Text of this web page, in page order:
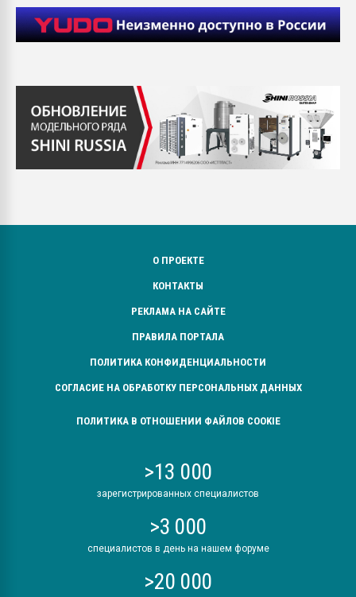
О ПРОЕКТЕ
КОНТАКТЫ
РЕКЛАМА НА САЙТЕ
ПРАВИЛА ПОРТАЛА
ПОЛИТИКА КОНФИДЕНЦИАЛЬНОСТИ
СОГЛАСИЕ НА ОБРАБОТКУ ПЕРСОНАЛЬНЫХ ДАННЫХ
ПОЛИТИКА В ОТНОШЕНИИ ФАЙЛОВ COOKIE
>13 000
зарегистрированных специалистов
>3 000
специалистов в день на нашем форуме
>20 000